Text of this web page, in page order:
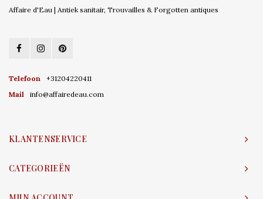
Affaire d'Eau | Antiek sanitair, Trouvailles & Forgotten antiques
Telefoon
+31204220411
Mail
info@affairedeau.com
KLANTENSERVICE
CATEGORIEËN